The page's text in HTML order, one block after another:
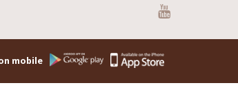
mobile